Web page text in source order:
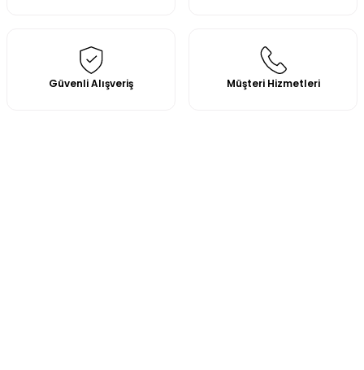
Güvenli Alışveriş Müşteri Hizmetleri